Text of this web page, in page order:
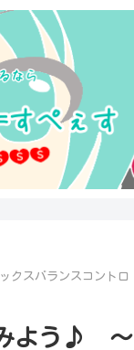
スバランスコントロ
みよう♪ ～